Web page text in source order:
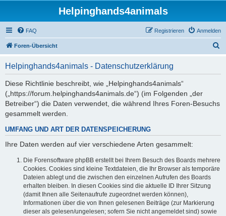
Helpinghands4animals
FAQ Anmelden
Registrieren
Foren-Übersicht
Helpinghands4animals - Datenschutzerklärung
Diese Richtlinie beschreibt, wie „Helpinghands4animals“
(„https://forum.helpinghands4animals.de“) (im Folgenden „der
Betreiber“) die Daten verwendet, die während Ihres Foren-Besuchs
gesammelt werden.
UMFANG UND ART DER DATENSPEICHERUNG
Ihre Daten werden auf vier verschiedene Arten gesammelt:
Die Forensoftware phpBB erstellt bei Ihrem Besuch des Boards mehrere
Cookies. Cookies sind kleine Textdateien, die Ihr Browser als temporäre
Dateien ablegt und die zwischen den einzelnen Aufrufen des Boards
erhalten bleiben. In diesen Cookies sind die aktuelle ID Ihrer Sitzung
(damit Ihnen alle Seitenaufrufe zugeordnet werden können),
Informationen über die von Ihnen gelesenen Beiträge (zur Markierung
dieser als gelesen/ungelesen; sofern Sie nicht angemeldet sind) sowie